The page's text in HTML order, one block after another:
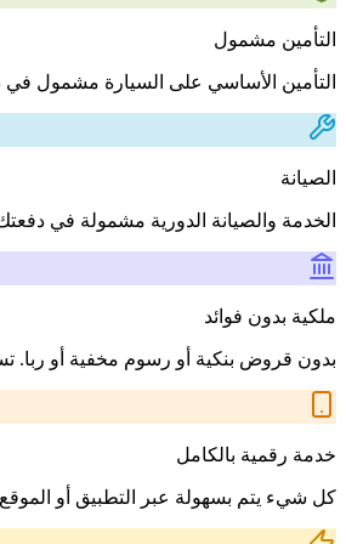
التأمين مشمول
التأمين الأساسي على السيارة مشمول
الصيانة
الخدمة والصيانة الدورية مشمولة في
ملكية بدون فوائد
بدون قروض بنكية أو رسوم مخفية أو ربا.
خدمة رقمية بالكامل
كل شيء يتم بسهولة عبر التطبيق أو